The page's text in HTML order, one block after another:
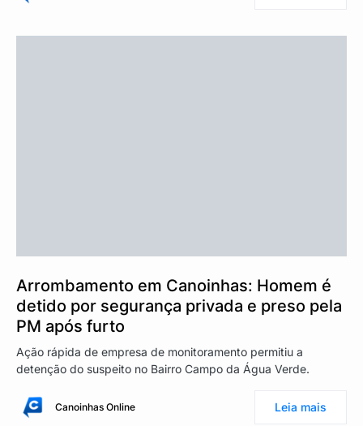
Arrombamento em Canoinhas: Homem é
detido por segurança privada e preso pela
PM após furto
Ação rápida de empresa de monitoramento permitiu a
detenção do suspeito no Bairro Campo da Água Verde.
Canoinhas Online Leia mais